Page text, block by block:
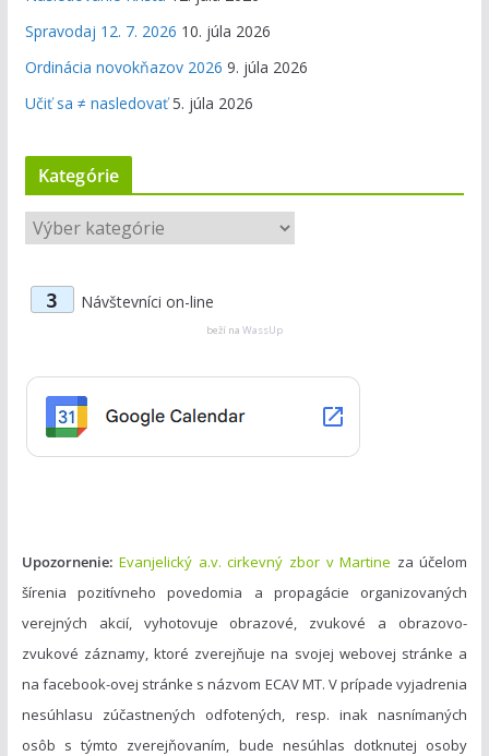
Spravodaj 12. 7. 2026 10. júla 2026
Ordinácia novokňazov 2026 9. júla 2026
Učiť sa ≠ nasledovať 5. júla 2026
Kategórie
K
a
r
3 Návštevníci on-line
beží na WassUp
Upozornenie: Evanjelický a.v. cirkevný zbor v Martine za účelom
šírenia pozitívneho povedomia a propagácie organizovaných
verejných akcií, vyhotovuje obrazové, zvukové a obrazovo-
zvukové záznamy, ktoré zverejňuje na svojej webovej stránke a
na facebook-ovej stránke s názvom ECAV MT. V prípade vyjadrenia
nesúhlasu zúčastnených odfotených, resp. inak nasnímaných
osôb s týmto zverejňovaním, bude nesúhlas dotknutej osoby